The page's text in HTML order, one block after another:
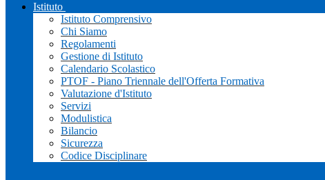
Istituto
Istituto Comprensivo
Chi Siamo
Regolamenti
Gestione di Istituto
Calendario Scolastico
PTOF - Piano Triennale dell'Offerta Formativa
Valutazione d'Istituto
Servizi
Modulistica
Bilancio
Sicurezza
Codice Disciplinare